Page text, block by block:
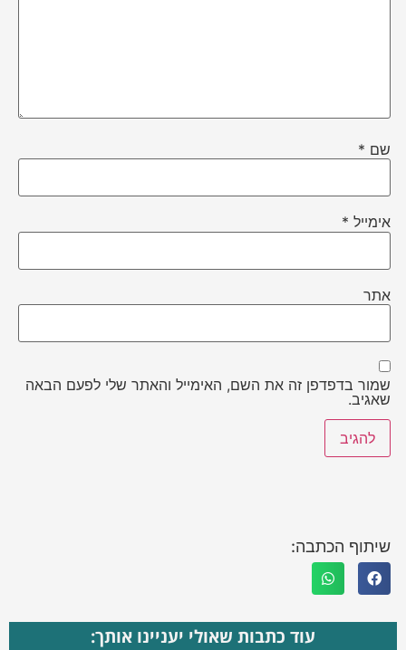
שם *
אימייל *
אתר
שמור בדפדפן זה את השם, האימייל והאתר שלי לפעם הבאה
שאגיב.
שיתוף הכתבה:
עוד כתבות שאולי יעניינו אותך: